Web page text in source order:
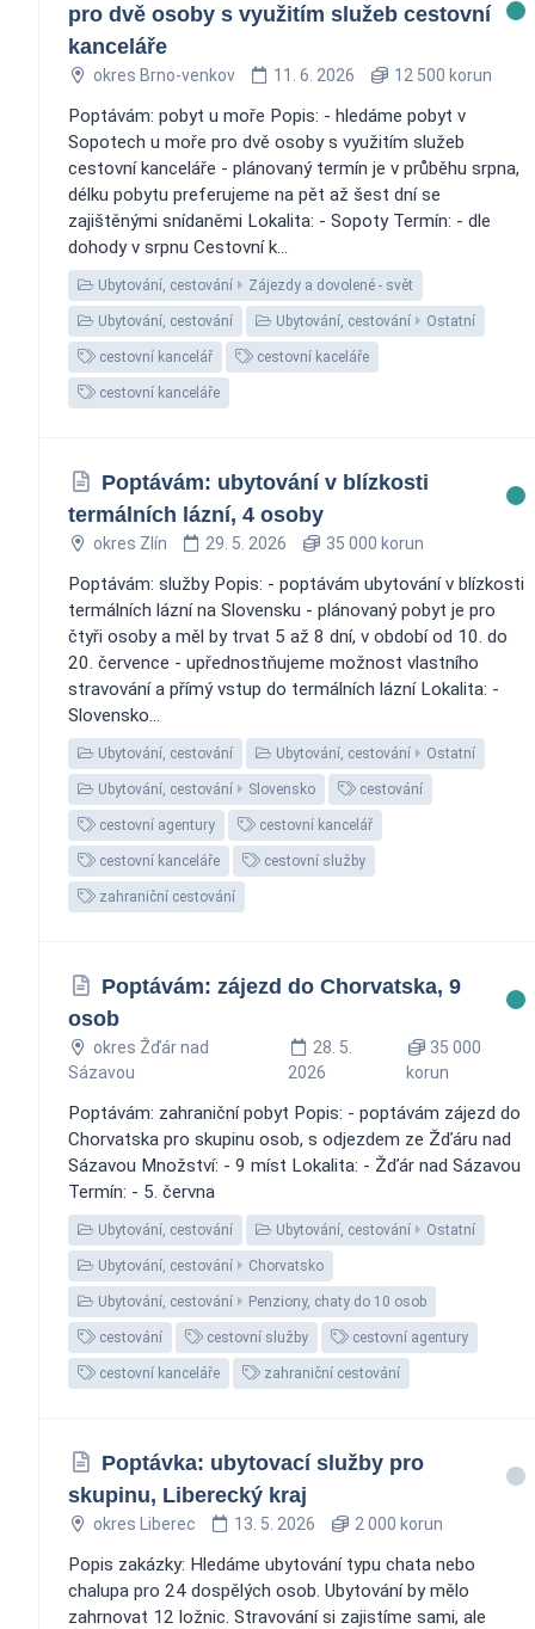
pro dvě osoby s využitím služeb cestovní
kanceláře
okres Brno-venkov 11. 6. 2026 12 500 korun
Poptávám: pobyt u moře Popis: - hledáme pobyt v
Sopotech u moře pro dvě osoby s využitím služeb
cestovní kanceláře - plánovaný termín je v průběhu srpna,
délku pobytu preferujeme na pět až šest dní se
zajištěnými snídaněmi Lokalita: - Sopoty Termín: - dle
dohody v srpnu Cestovní k...
Ubytování, cestování Zájezdy a dovolené - svět
Ubytování, cestování Ubytování, cestování Ostatní
cestovní kancelář cestovní kaceláře
cestovní kanceláře
Poptávám: ubytování v blízkosti
termálních lázní, 4 osoby
okres Zlín 29. 5. 2026 35 000 korun
Poptávám: služby Popis: - poptávám ubytování v blízkosti
termálních lázní na Slovensku - plánovaný pobyt je pro
čtyři osoby a měl by trvat 5 až 8 dní, v období od 10. do
20. července - upřednostňujeme možnost vlastního
stravování a přímý vstup do termálních lázní Lokalita: -
Slovensko...
Ubytování, cestování Ubytování, cestování Ostatní
Ubytování, cestování Slovensko cestování
cestovní agentury cestovní kancelář
cestovní kanceláře cestovní služby
zahraniční cestování
Poptávám: zájezd do Chorvatska, 9
osob
okres Žďár nad
Sázavou
28. 5.
2026
35 000
korun
Poptávám: zahraniční pobyt Popis: - poptávám zájezd do
Chorvatska pro skupinu osob, s odjezdem ze Žďáru nad
Sázavou Množství: - 9 míst Lokalita: - Žďár nad Sázavou
Termín: - 5. června
Ubytování, cestování Ubytování, cestování Ostatní
Ubytování, cestování Chorvatsko
Ubytování, cestování Penziony, chaty do 10 osob
cestování cestovní služby cestovní agentury
cestovní kanceláře zahraniční cestování
Poptávka: ubytovací služby pro
skupinu, Liberecký kraj
okres Liberec 13. 5. 2026 2 000 korun
Popis zakázky: Hledáme ubytování typu chata nebo
chalupa pro 24 dospělých osob. Ubytování by mělo
zahrnovat 12 ložnic. Stravování si zajistíme sami, ale